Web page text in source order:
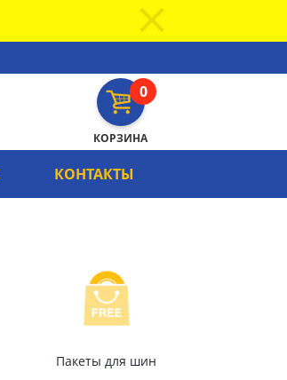
0
КОРЗИНА
КОНТАКТЫ
Пакеты для шин